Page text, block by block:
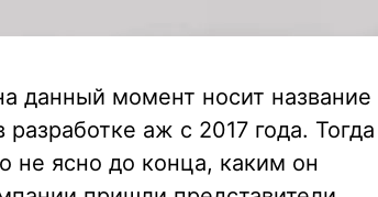
данный момент носит название
аж с 2017 года. Тогда
не ясно до конца, каким он